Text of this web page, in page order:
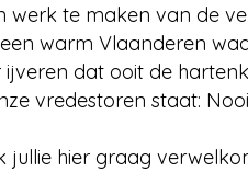
werk te maken van de
warm Vlaanderen
dat ooit de
vredestoren staat:
jullie hier graag